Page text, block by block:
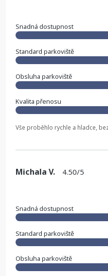
Snadná dostupnost
Standard parkoviště
Obsluha parkoviště
Kvalita přenosu
Vše proběhlo rychle a hladce,
Michala V. 4.50/5
Snadná dostupnost
Standard parkoviště
Obsluha parkoviště